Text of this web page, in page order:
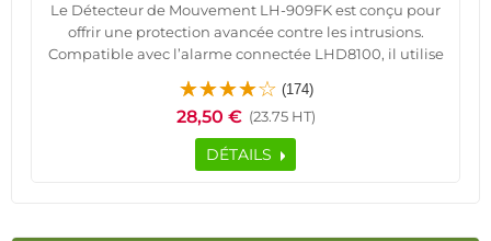
Le Détecteur de Mouvement LH-909FK est conçu pour
offrir une protection avancée contre les intrusions.
Compatible avec l’alarme connectée LHD8100, il utilise
une technologie PIR haute précision pour détecter les
mouvements humains avec une portée de 12 mètres et
un angle de 15°. Grâce à sa communication
bidirectionnelle FSK 868 MHz, il garantit une connexion
fiable et sécurisée avec votre système d’alarme.
(174)
28,50 € (23.75 HT)
DÉTAILS